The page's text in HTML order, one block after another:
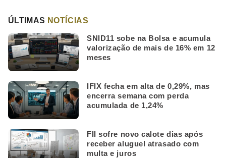
ÚLTIMAS NOTÍCIAS
SNID11 sobe na Bolsa e acumula
valorização de mais de 16% em 12
meses
IFIX fecha em alta de 0,29%, mas
encerra semana com perda
acumulada de 1,24%
FII sofre novo calote dias após
receber aluguel atrasado com
multa e juros